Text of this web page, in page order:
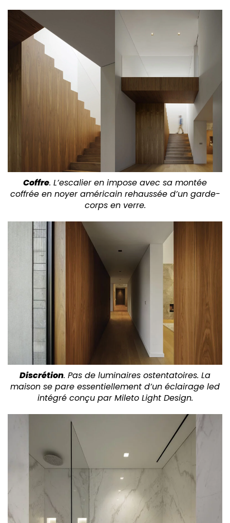
Coffre. L’escalier en impose avec sa montée
coffrée en noyer américain rehaussée d’un garde-
corps en verre.
Discrétion. Pas de luminaires ostentatoires. La
maison se pare essentiellement d’un éclairage led
intégré conçu par Mileto Light Design.